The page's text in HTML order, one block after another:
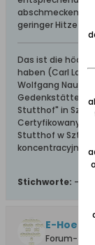
abschmecken
geringer Hitze
Das ist die
haben (Carl
Wolfgang
Gedenkstätte/
Stutthof" in
Certyfikowany
Stutthof w
koncentracyjny i
Stichworte: -
E-Hoefler
Forum-